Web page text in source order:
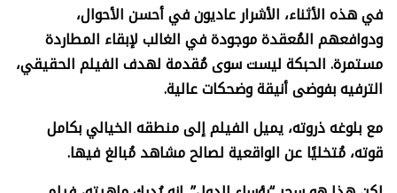
في هذه الأثناء، الأشرار عاديون في أحسن الأحوال،
ودوافعهم المُعقدة موجودة في الغالب لإبقاء المطاردة
مستمرة. الحبكة ليست سوى مُقدمة لهدف الفيلم الحقيقي،
الترفيه بفوضى أنيقة وضحكات عالية.
مع بلوغه ذروته، يميل الفيلم إلى منطقه الخيالي بكامل
قوته، مُتخليًا عن الواقعية لصالح مشاهد مُبالغ فيها.